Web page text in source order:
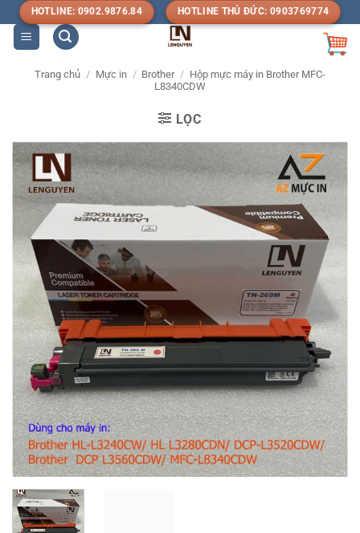
qua
nội
HOTLINE: 0902.9876.84 HOTLINE THỦ ĐỨC: 0903769774
Trang chủ / Mực in / Brother / Hộp mực máy in Brother MFC-
L8340CDW
LỌC